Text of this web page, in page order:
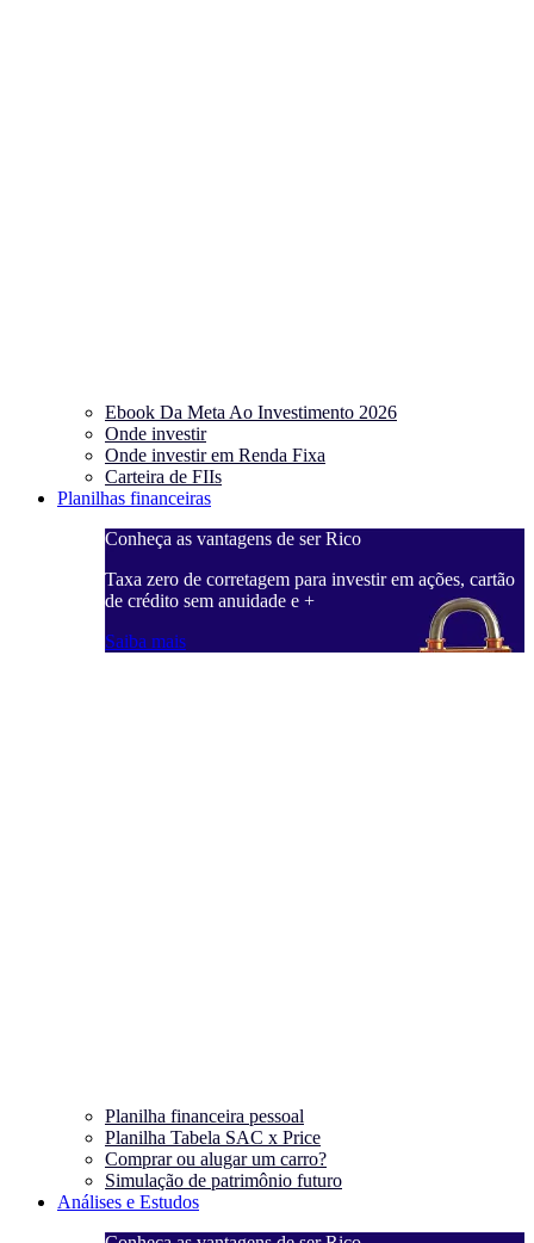
Ebook Da Meta Ao Investimento 2026
Onde investir
Onde investir em Renda Fixa
Carteira de FIIs
Planilhas financeiras
Conheça as vantagens de ser Rico
Taxa zero de corretagem para investir em ações, cartão
de crédito sem anuidade e +
Saiba mais
Planilha financeira pessoal
Planilha Tabela SAC x Price
Comprar ou alugar um carro?
Simulação de patrimônio futuro
Análises e Estudos